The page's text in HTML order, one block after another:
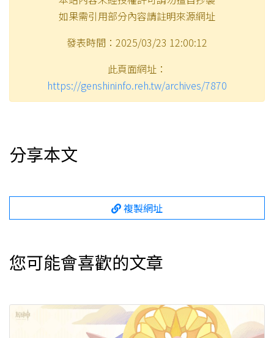
如果需引用部分內容請註明來源網址
發表時間：2025/03/23 12:00:12
此頁面網址：
https://genshininfo.reh.tw/archives/7870
分享本文
複製網址
您可能會喜歡的文章